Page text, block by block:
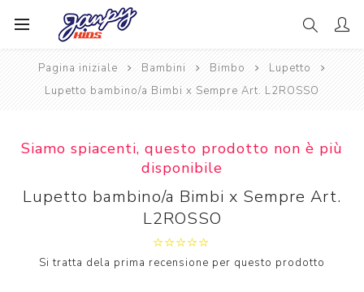
Pagina iniziale Bambini Bimbo
Lupetto
Lupetto bambino/a Bimbi x Sempre Art. L2ROSSO
Siamo spiacenti, questo prodotto non è più
disponibile
Lupetto bambino/a Bimbi x Sempre Art.
L2ROSSO
Si tratta dela prima recensione per questo prodotto